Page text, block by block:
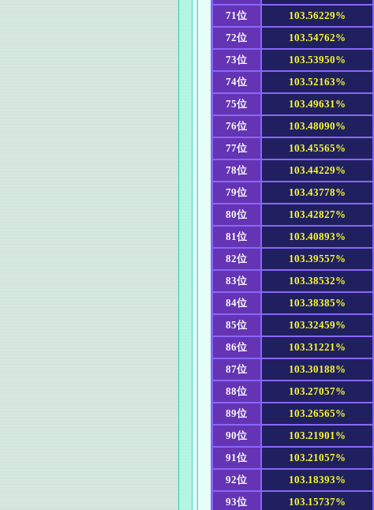
71位
103.56229%
72位
103.54762%
73位
103.53950%
74位
103.52163%
75位
103.49631%
76位
103.48090%
77位
103.45565%
78位
103.44229%
79位
103.43778%
80位
103.42827%
81位
103.40893%
82位
103.39557%
83位
103.38532%
84位
103.38385%
85位
103.32459%
86位
103.31221%
87位
103.30188%
88位
103.27057%
89位
103.26565%
90位
103.21901%
91位
103.21057%
92位
103.18393%
93位
103.15737%